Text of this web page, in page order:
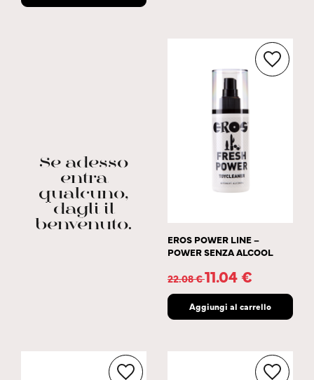
Se adesso
entra
qualcuno,
dagli il
benvenuto.
EROS POWER LINE –
POWER SENZA ALCOOL
22.08€11.04€
Aggiungi al carrello